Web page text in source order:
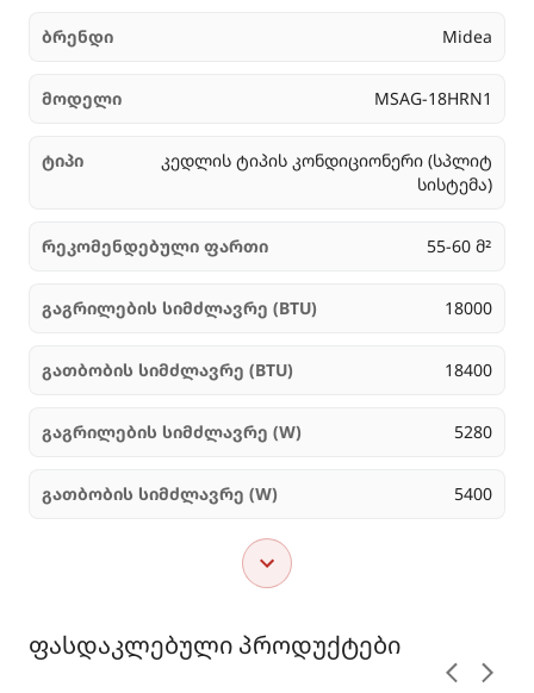
ბრენდი Midea
მოდელი MSAG-18HRN1
ტიპი
კედლის ტიპის კონდიციონერი (სპლიტ
სისტემა)
რეკომენდებული ფართი 55-60 მ²
გაგრილების სიმძლავრე (BTU) 18000
გათბობის სიმძლავრე (BTU) 18400
გაგრილების სიმძლავრე (W) 5280
გათბობის სიმძლავრე (W) 5400
ფასდაკლებული პროდუქტები